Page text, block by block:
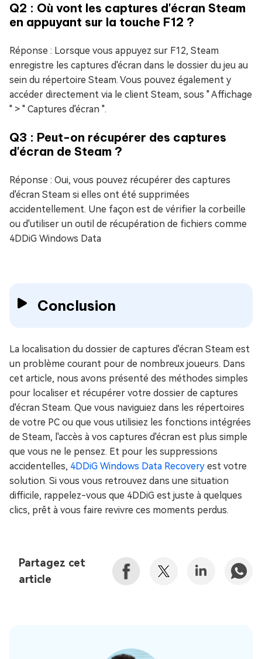
Q2 : Où vont les captures d'écran Steam
en appuyant sur la touche F12 ?
Réponse : Lorsque vous appuyez sur F12, Steam
enregistre les captures d'écran dans le dossier du jeu au
sein du répertoire Steam. Vous pouvez également y
accéder directement via le client Steam, sous " Affichage
" > " Captures d'écran ".
Q3 : Peut-on récupérer des captures
d'écran de Steam ?
Réponse : Oui, vous pouvez récupérer des captures
d'écran Steam si elles ont été supprimées
accidentellement. Une façon est de vérifier la corbeille
ou d'utiliser un outil de récupération de fichiers comme
4DDiG Windows Data
Conclusion
La localisation du dossier de captures d'écran Steam est
un problème courant pour de nombreux joueurs. Dans
cet article, nous avons présenté des méthodes simples
pour localiser et récupérer votre dossier de captures
d'écran Steam. Que vous naviguiez dans les répertoires
de votre PC ou que vous utilisiez les fonctions intégrées
de Steam, l'accès à vos captures d'écran est plus simple
que vous ne le pensez. Et pour les suppressions
accidentelles, 4DDiG Windows Data Recovery est votre
solution. Si vous vous retrouvez dans une situation
difficile, rappelez-vous que 4DDiG est juste à quelques
clics, prêt à vous faire revivre ces moments perdus.
Partagez cet
article